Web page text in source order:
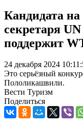
Кандидата на
секретаря
поддержит
24 декабря 2024
Это серьёзный
Пололикашвили.
Вести Туризм
Поделиться